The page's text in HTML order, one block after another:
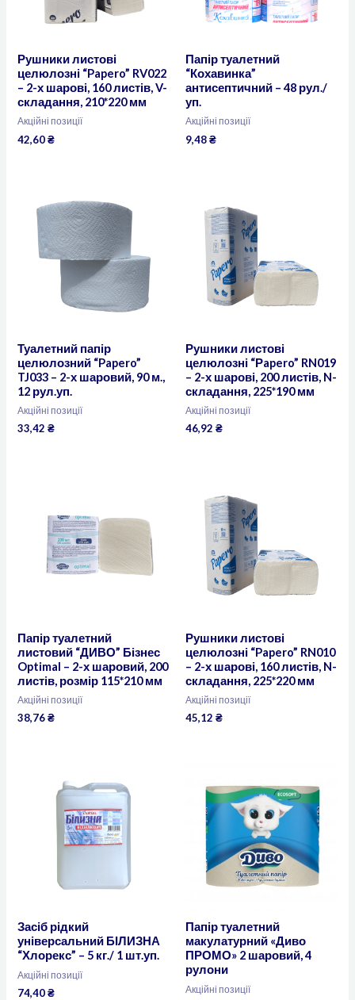
Рушники листові
целюлозні “Papero” RV022
– 2-х шарові, 160 листів, V-
складання, 210*220 мм
Акційні позиції
42,60₴
Папір туалетний
“Кохавинка”
антисептичний – 48 рул./
уп.
Акційні позиції
9,48₴
Туалетний папір
целюлозний “Papero”
TJ033 – 2-х шаровий, 90 м.,
12 рул.уп.
Акційні позиції
33,42₴
Рушники листові
целюлозні “Рapero” RN019
– 2-х шарові, 200 листів, N-
складання, 225*190 мм
Акційні позиції
46,92 ₴
Папір туалетний
листовий “ДИВО” Бізнес
Optimal – 2-х шаровий, 200
листів, розмір 115*210 мм
Акційні позиції
38,76₴
Рушники листові
целюлозні “Papero” RN010
– 2-х шарові, 160 листів, N-
складання, 225*220 мм
Акційні позиції
45,12 ₴
Засіб рідкий
універсальний БІЛИЗНА
“Хлорекс” – 5 кг./ 1 шт.уп.
Акційні позиції
74,40₴
Папір туалетний
макулатурний «Диво
ПРОМО» 2 шаровий, 4
рулони
Акційні позиції